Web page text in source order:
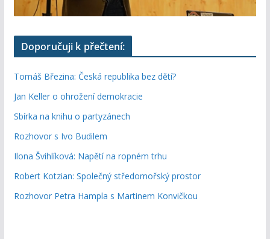
Doporučuji k přečtení:
Tomáš Březina: Česká republika bez dětí?
Jan Keller o ohrožení demokracie
Sbírka na knihu o partyzánech
Rozhovor s Ivo Budilem
Ilona Švihlíková: Napětí na ropném trhu
Robert Kotzian: Společný středomořský prostor
Rozhovor Petra Hampla s Martinem Konvičkou